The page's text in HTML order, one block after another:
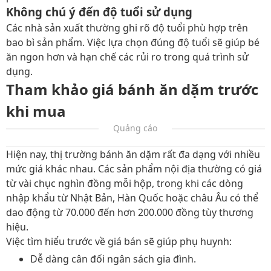
Không chú ý đến độ tuổi sử dụng
Các nhà sản xuất thường ghi rõ độ tuổi phù hợp trên
bao bì sản phẩm. Việc lựa chọn đúng độ tuổi sẽ giúp bé
ăn ngon hơn và hạn chế các rủi ro trong quá trình sử
dụng.
Tham khảo giá bánh ăn dặm trước
khi mua
Quảng cáo
Hiện nay, thị trường bánh ăn dặm rất đa dạng với nhiều
mức giá khác nhau. Các sản phẩm nội địa thường có giá
từ vài chục nghìn đồng mỗi hộp, trong khi các dòng
nhập khẩu từ Nhật Bản, Hàn Quốc hoặc châu Âu có thể
dao động từ 70.000 đến hơn 200.000 đồng tùy thương
hiệu.
Việc tìm hiểu trước về giá bán sẽ giúp phụ huynh:
Dễ dàng cân đối ngân sách gia đình.